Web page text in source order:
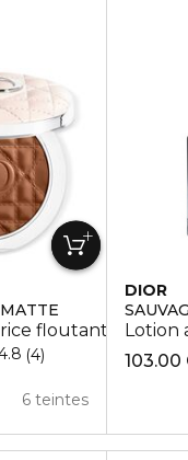
floutante
6 teintes
4
DIOR
Lotion
103.00